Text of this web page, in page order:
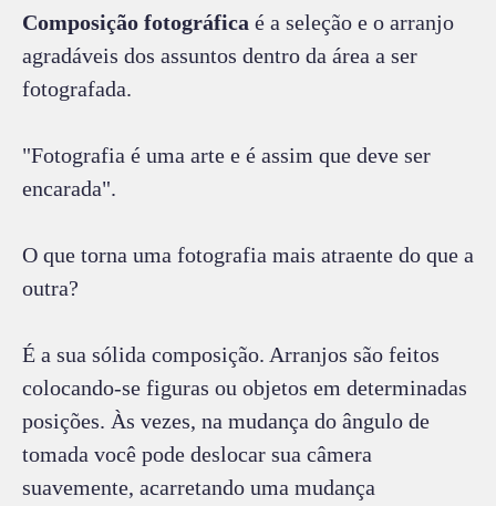
Composição fotográfica é a seleção e o arranjo
agradáveis dos assuntos dentro da área a ser
fotografada.
"Fotografia é uma arte e é assim que deve ser
encarada".
O que torna uma fotografia mais atraente do que a
outra?
É a sua sólida composição. Arranjos são feitos
colocando-se figuras ou objetos em determinadas
posições. Às vezes, na mudança do ângulo de
tomada você pode deslocar sua câmera
suavemente, acarretando uma mudança